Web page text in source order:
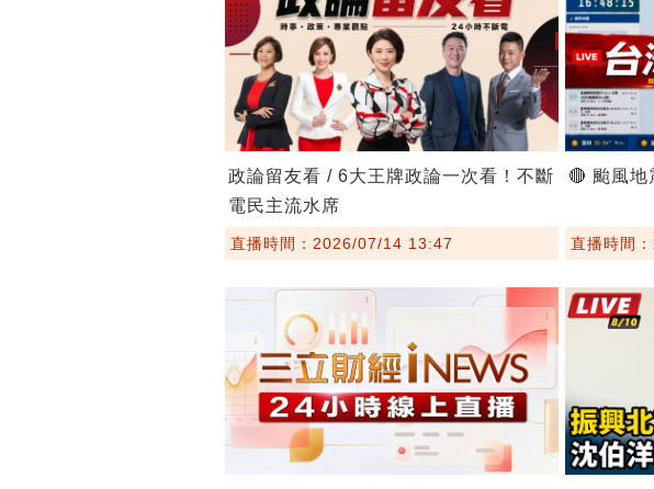
政論留友看 / 6大王牌政論一次看！不斷
電民主流水席
直播時間：2026/07/14 13:47
🔴 颱風地
直播時間